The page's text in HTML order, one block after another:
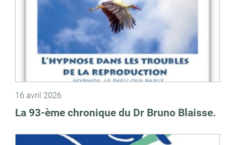
16 avril 2026
La 93-ème chronique du Dr Bruno Blaisse.